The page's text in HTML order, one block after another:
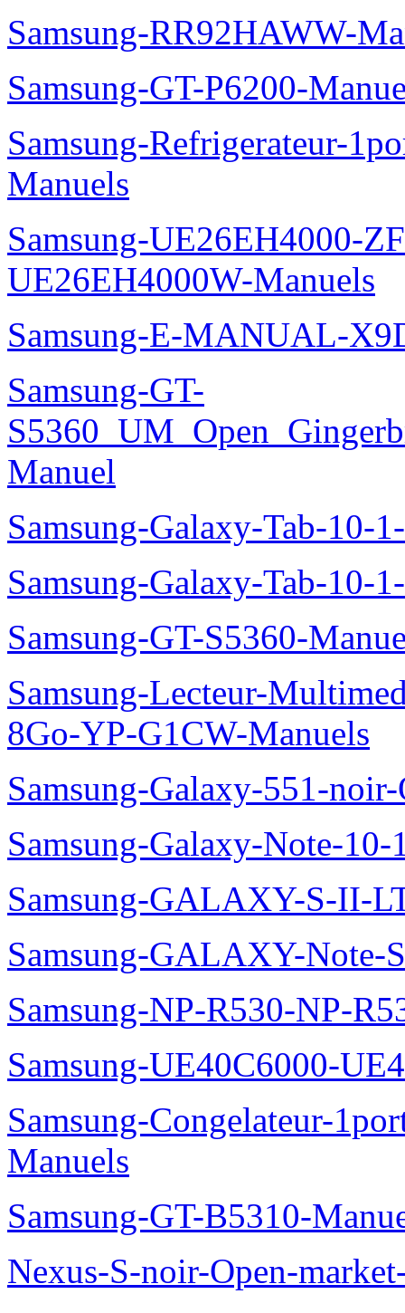
Samsung-RR92HAWW-
Samsung-GT-P6200-
Samsung-Refrigerateur-
Manuels
Samsung-UE26EH4000-
UE26EH4000W-Manuels
Samsung-E-MANUAL-
Samsung-GT-
Manuel
Samsung-Galaxy-Tab-10-
Samsung-Galaxy-Tab-10-
Samsung-GT-S5360-
Samsung-Lecteur-
8Go-YP-G1CW-Manuels
Samsung-Galaxy-551-
Samsung-Galaxy-Note-
Samsung-GALAXY-S-II-
Samsung-GALAXY-Note-
Samsung-NP-R530-NP-
Samsung-UE40C6000-
Samsung-Congelateur-
Manuels
Samsung-GT-B5310-
Nexus-S-noir-Open-